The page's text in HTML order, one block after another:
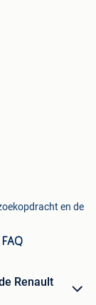
en de
FAQ
Renault